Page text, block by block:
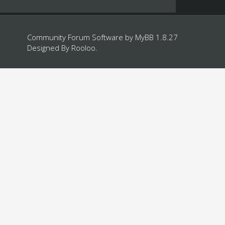
Community Forum Software by MyBB 1.8.27
Designed By Rooloo.